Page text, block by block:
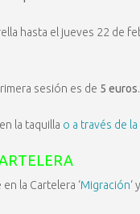
hasta el jueves 22 de
sesión es de 5 euros.
la taquilla o a través de
la Cartelera ‘Migración‘ y